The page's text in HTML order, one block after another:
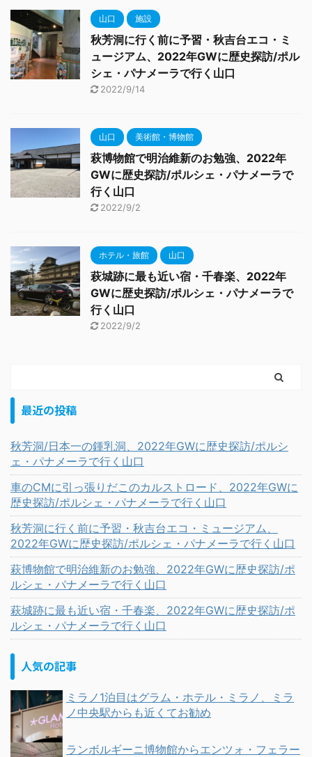
山口 施設
秋芳洞に行く前に予習・秋吉台エコ・ミ
ュージアム、2022年GWに歴史探訪/ポル
シェ・パナメーラで行く山口
2022/9/14
山口 美術館・博物館
萩博物館で明治維新のお勉強、2022年
GWに歴史探訪/ポルシェ・パナメーラで
行く山口
2022/9/2
ホテル・旅館 山口
萩城跡に最も近い宿・千春楽、2022年
GWに歴史探訪/ポルシェ・パナメーラで
行く山口
2022/9/2
最近の投稿
秋芳洞/日本一の鍾乳洞、2022年GWに歴史探訪/ポルシ
ェ・パナメーラで行く山口
車のCMに引っ張りだこのカルストロード、2022年GWに
歴史探訪/ポルシェ・パナメーラで行く山口
秋芳洞に行く前に予習・秋吉台エコ・ミュージアム、
2022年GWに歴史探訪/ポルシェ・パナメーラで行く山口
萩博物館で明治維新のお勉強、2022年GWに歴史探訪/ポ
ルシェ・パナメーラで行く山口
萩城跡に最も近い宿・千春楽、2022年GWに歴史探訪/ポ
ルシェ・パナメーラで行く山口
人気の記事
ミラノ1泊目はグラム・ホテル・ミラノ、ミラ
ノ中央駅からも近くてお勧め
ランボルギーニ博物館からエンツォ・フェラー